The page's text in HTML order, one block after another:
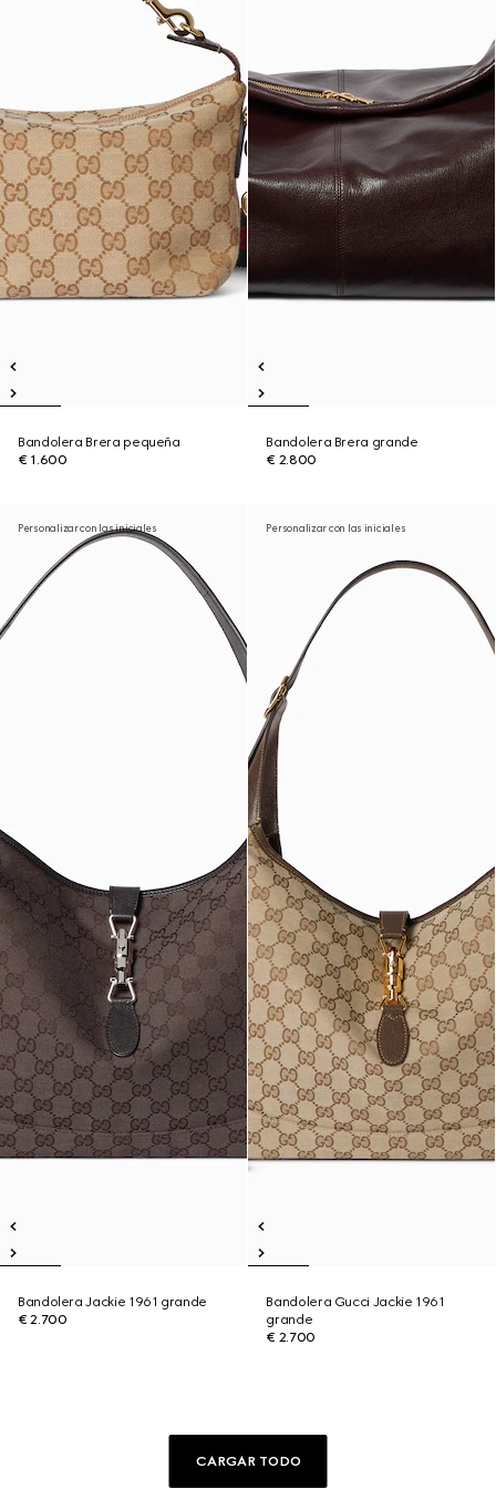
Bandolera Brera pequeña
€ 1.600
Bandolera Brera grande
€ 2.800
Personalizar con las iniciales
Bandolera Jackie 1961 grande
€ 2.700
Personalizar con las iniciales
Bandolera Gucci Jackie 1961
grande
€ 2.700
CARGAR TODO